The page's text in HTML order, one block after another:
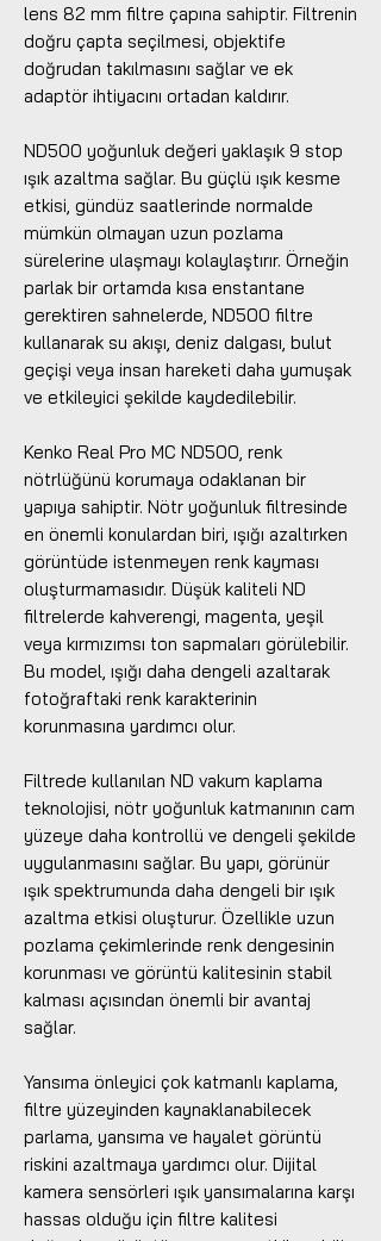
lens 82 mm filtre çapına sahiptir. Filtrenin
doğru çapta seçilmesi, objektife
doğrudan takılmasını sağlar ve ek
adaptör ihtiyacını ortadan kaldırır.
ND500 yoğunluk değeri yaklaşık 9 stop
ışık azaltma sağlar. Bu güçlü ışık kesme
etkisi, gündüz saatlerinde normalde
mümkün olmayan uzun pozlama
sürelerine ulaşmayı kolaylaştırır. Örneğin
parlak bir ortamda kısa enstantane
gerektiren sahnelerde, ND500 filtre
kullanarak su akışı, deniz dalgası, bulut
geçişi veya insan hareketi daha yumuşak
ve etkileyici şekilde kaydedilebilir.
Kenko Real Pro MC ND500, renk
nötrlüğünü korumaya odaklanan bir
yapıya sahiptir. Nötr yoğunluk filtresinde
en önemli konulardan biri, ışığı azaltırken
görüntüde istenmeyen renk kayması
oluşturmamasıdır. Düşük kaliteli ND
filtrelerde kahverengi, magenta, yeşil
veya kırmızımsı ton sapmaları görülebilir.
Bu model, ışığı daha dengeli azaltarak
fotoğraftaki renk karakterinin
korunmasına yardımcı olur.
Filtrede kullanılan ND vakum kaplama
teknolojisi, nötr yoğunluk katmanının cam
yüzeye daha kontrollü ve dengeli şekilde
uygulanmasını sağlar. Bu yapı, görünür
ışık spektrumunda daha dengeli bir ışık
azaltma etkisi oluşturur. Özellikle uzun
pozlama çekimlerinde renk dengesinin
korunması ve görüntü kalitesinin stabil
kalması açısından önemli bir avantaj
sağlar.
Yansıma önleyici çok katmanlı kaplama,
filtre yüzeyinden kaynaklanabilecek
parlama, yansıma ve hayalet görüntü
riskini azaltmaya yardımcı olur. Dijital
kamera sensörleri ışık yansımalarına karşı
hassas olduğu için filtre kalitesi